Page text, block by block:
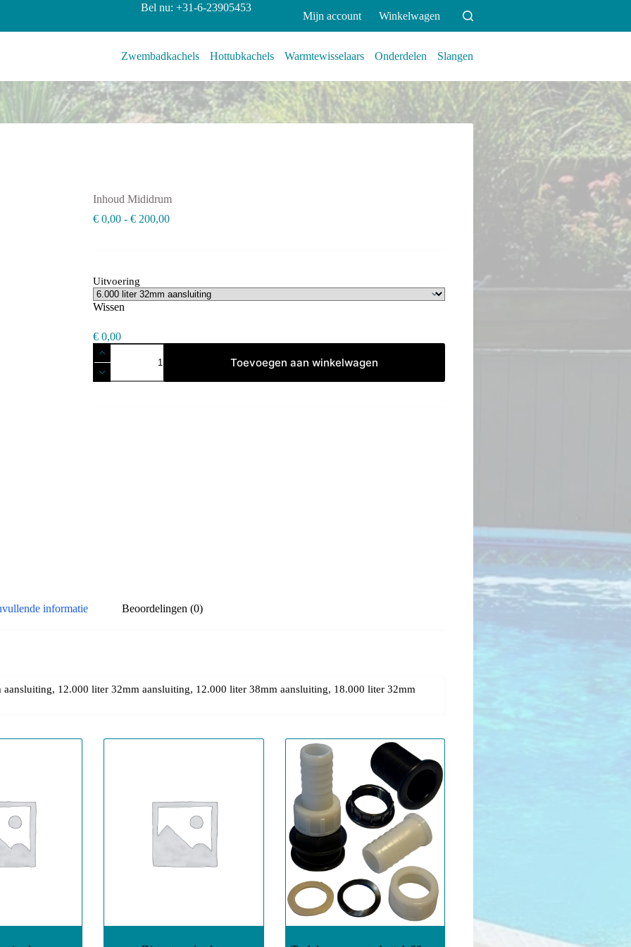
Bel nu: +31-6-23905453
Mijn account Winkelwagen
Zwembadkachels Hottubkachels Warmtewisselaars Onderdelen Slangen
Inhoud Mididrum
€ 0,00 - € 200,00Prijsklasse:
Uitvoering
Wissen
€ 0,00
Inhoud
Mididrum
aantal
Toevoegen aan winkelwagen
informatie Beoordelingen (0)
12.000 liter 32mm aansluiting, 12.000 liter 38mm aansluiting, 18.000 liter 32mm